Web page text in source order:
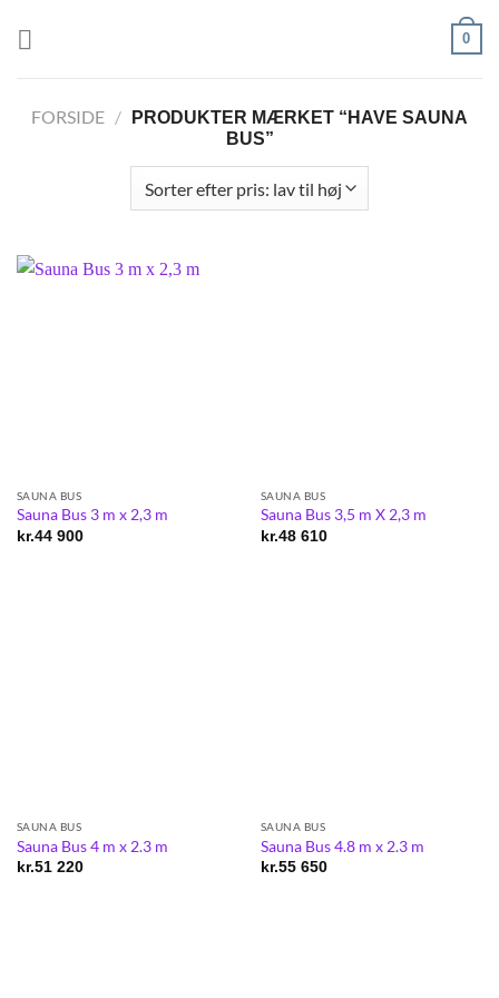
0
FORSIDE /
PRODUKTER MÆRKET “HAVE SAUNA
BUS”
SAUNA BUS
Sauna Bus 3 m x 2,3 m
kr.44 900
SAUNA BUS
Sauna Bus 3,5 m X 2,3 m
kr.48 610
SAUNA BUS
Sauna Bus 4 m x 2.3 m
kr.51 220
SAUNA BUS
Sauna Bus 4.8 m x 2.3 m
kr.55 650